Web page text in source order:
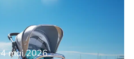
4 mai 2026